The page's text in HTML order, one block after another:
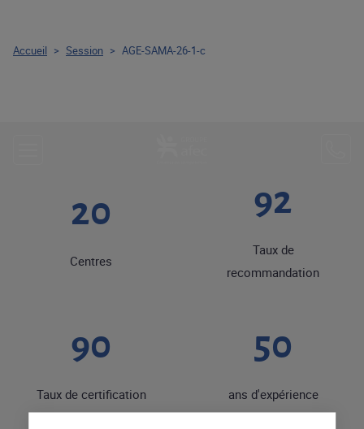
20
Centres
92
Taux de
recommandation
90
Taux de certification
50
ans d'expérience
Accueil > Session > AGE-SAMA-26-1-c